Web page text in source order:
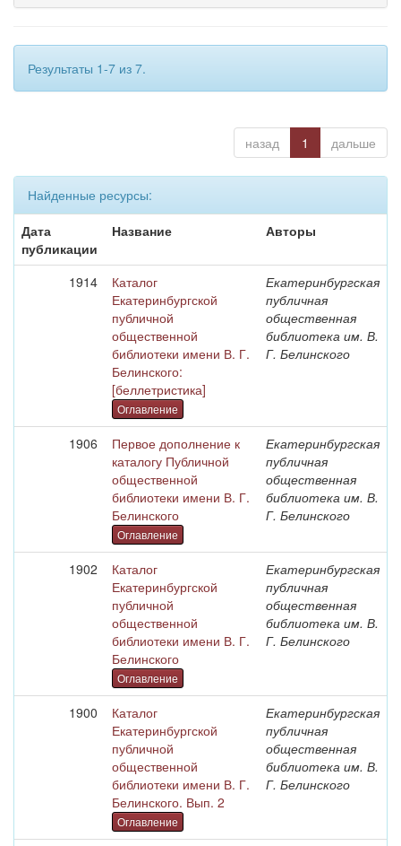
Результаты 1-7 из 7.
назад 1 дальше
Найденные ресурсы:
Дата
публикации
Название Авторы
1914
Каталог
Екатеринбургской
публичной
общественной
библиотеки имени В. Г.
Белинского:
[беллетристика]
Оглавление
Екатеринбургская
публичная
общественная
библиотека им. В.
Г. Белинского
1906
Первое дополнение к
каталогу Публичной
общественной
библиотеки имени В. Г.
Белинского
Оглавление
Екатеринбургская
публичная
общественная
библиотека им. В.
Г. Белинского
1902
Каталог
Екатеринбургской
публичной
общественной
библиотеки имени В. Г.
Белинского
Оглавление
Екатеринбургская
публичная
общественная
библиотека им. В.
Г. Белинского
1900
Каталог
Екатеринбургской
публичной
общественной
библиотеки имени В. Г.
Белинского. Вып. 2
Оглавление
Екатеринбургская
публичная
общественная
библиотека им. В.
Г. Белинского